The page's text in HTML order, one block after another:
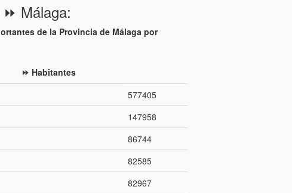
Málaga:
de la Provincia de Málaga por
⏩ Habitantes
577405
147958
86744
82585
82967